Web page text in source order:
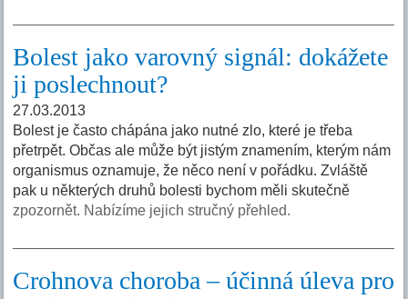
Bolest jako varovný signál: dokážete
ji poslechnout?
27.03.2013
Bolest je často chápána jako nutné zlo, které je třeba
přetrpět. Občas ale může být jistým znamením, kterým nám
organismus oznamuje, že něco není v pořádku. Zvláště
pak u některých druhů bolesti bychom měli skutečně
zpozornět. Nabízíme jejich stručný přehled.
Crohnova choroba – účinná úleva pro